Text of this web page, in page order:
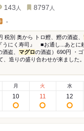
143 人 8797 人
-
税別 奥から トロ鰹、鰹の酒盗、
にく寿司』 ■お通し...あとに
盗、 マグロの酒盗）690円 ・
、造りの盛り合わせが来ました
月
10
火
11
水
12